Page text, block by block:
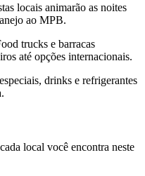
locais animarão as noites
ao MPB.
trucks e barracas
até opções internacionais.
drinks e refrigerantes
local você encontra neste